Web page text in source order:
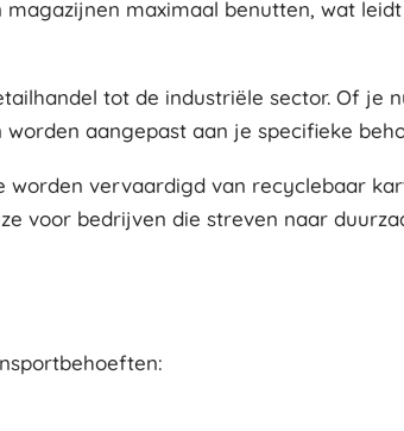
maximaal benutten, wat
tot de industriële sector. Of je
aangepast aan je specifieke
worden vervaardigd van recyclebaar
voor bedrijven die streven naar